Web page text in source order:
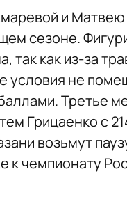
и Матвею
сезоне.
так как из-за
условия не
Третье
Грицаенко с
возьмут
к чемпионату